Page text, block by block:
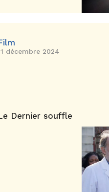
décembre 2024
Dernier souffle